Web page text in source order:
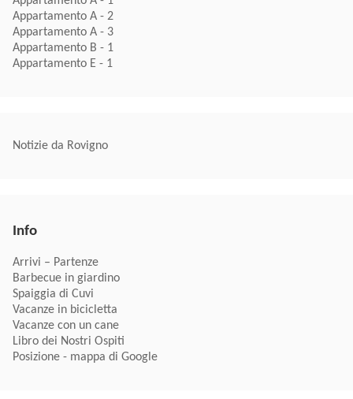
Appartamento A - 2
Appartamento A - 3
Appartamento B - 1
Appartamento E - 1
Notizie da Rovigno
Info
Arrivi – Partenze
Barbecue in giardino
Spaiggia di Cuvi
Vacanze in bicicletta
Vacanze con un cane
Libro dei Nostri Ospiti
Posizione - mappa di Google